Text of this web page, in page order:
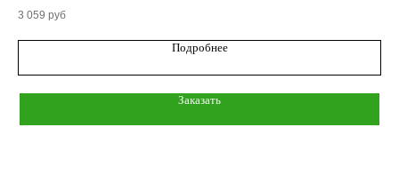
3 059 руб
Подробнее
Заказать
Вентиляционные блоки ВБ